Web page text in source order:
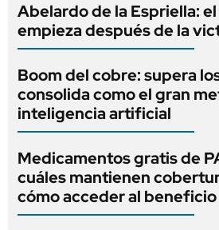
Abelardo de la Espriella:
empieza después de la
Boom del cobre: supera
consolida como el gran
inteligencia artificial
Medicamentos gratis de
cuáles mantienen
cómo acceder al beneficio